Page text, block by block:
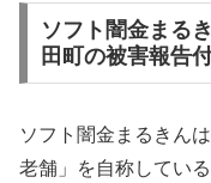
ソフト闇金まる
田町の被害報告付
ソフト闇金まるきん
老舗」を自称してい